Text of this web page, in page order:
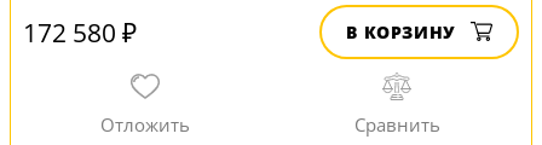
172 580 ₽ В КОРЗИНУ